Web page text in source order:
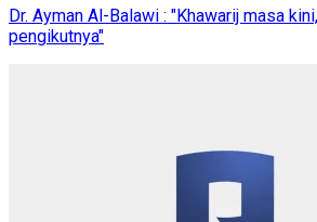
Dr. Ayman Al-Balawi : "Khawarij masa
pengikutnya"